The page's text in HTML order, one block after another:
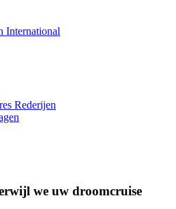
International
Rederijen
we uw droomcruise